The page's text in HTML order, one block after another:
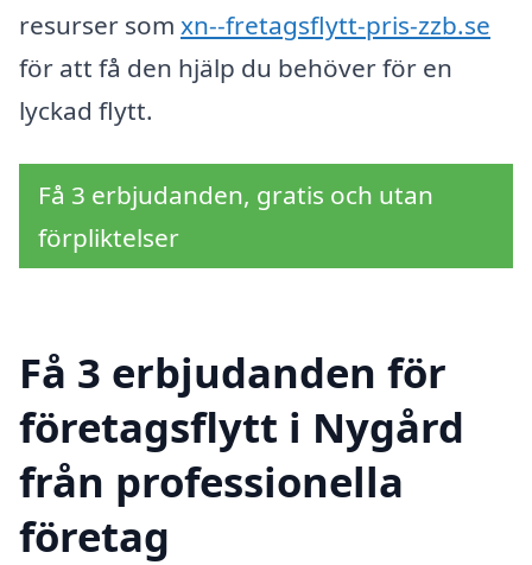
resurser som xn--fretagsflytt-pris-zzb.se
för att få den hjälp du behöver för en
lyckad flytt.
Få 3 erbjudanden, gratis och utan
förpliktelser
Få 3 erbjudanden för
företagsflytt i Nygård
från professionella
företag